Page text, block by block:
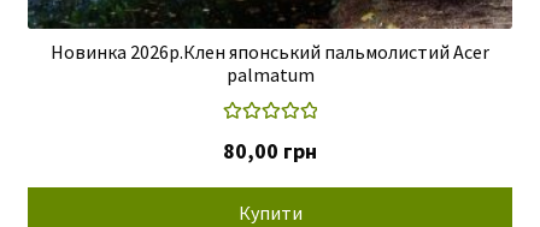
Новинка 2026р.Клен японський пальмолистий Acer
palmatum
5.00з 5
80,00 грн
Купити